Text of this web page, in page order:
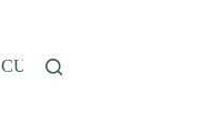
CUCINA E RICETTE